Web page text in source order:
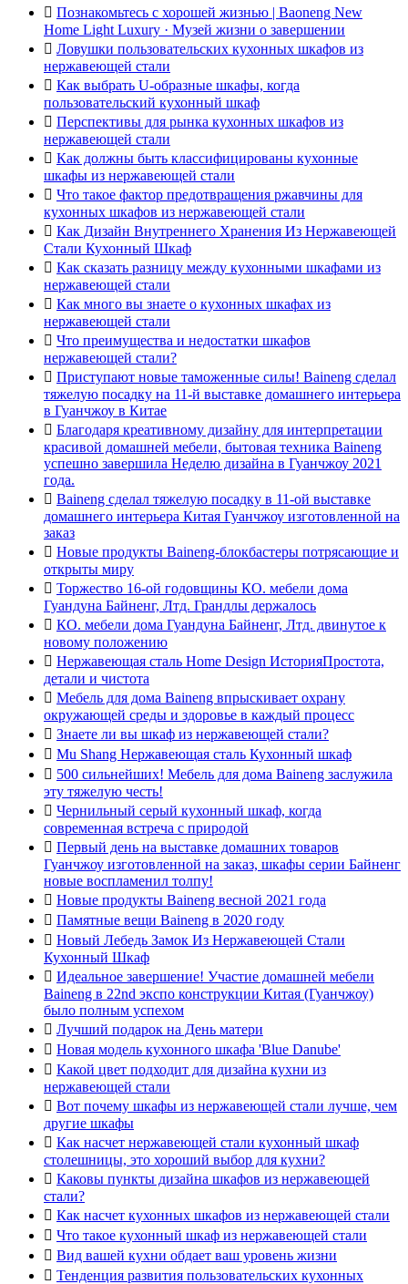
 Познакомьтесь с хорошей жизнью | Baoneng New
Home Light Luxury · Музей жизни о завершении
 Ловушки пользовательских кухонных шкафов из
нержавеющей стали
 Как выбрать U-образные шкафы, когда
пользовательский кухонный шкаф
 Перспективы для рынка кухонных шкафов из
нержавеющей стали
 Как должны быть классифицированы кухонные
шкафы из нержавеющей стали
 Что такое фактор предотвращения ржавчины для
кухонных шкафов из нержавеющей стали
 Как Дизайн Внутреннего Хранения Из Нержавеющей
Стали Кухонный Шкаф
 Как сказать разницу между кухонными шкафами из
нержавеющей стали
 Как много вы знаете о кухонных шкафах из
нержавеющей стали
 Что преимущества и недостатки шкафов
нержавеющей стали?
 Приступают новые таможенные силы! Baineng сделал
тяжелую посадку на 11-й выставке домашнего интерьера
в Гуанчжоу в Китае
 Благодаря креативному дизайну для интерпретации
красивой домашней мебели, бытовая техника Baineng
успешно завершила Неделю дизайна в Гуанчжоу 2021
года.
 Baineng сделал тяжелую посадку в 11-ой выставке
домашнего интерьера Китая Гуанчжоу изготовленной на
заказ
 Новые продукты Baineng-блокбастеры потрясающие и
открыты миру
 Торжество 16-ой годовщины КО. мебели дома
Гуандуна Байненг, Лтд. Грандлы держалось
 КО. мебели дома Гуандуна Байненг, Лтд. двинутое к
новому положению
 Нержавеющая сталь Home Design ИсторияПростота,
детали и чистота
 Мебель для дома Baineng впрыскивает охрану
окружающей среды и здоровье в каждый процесс
 Знаете ли вы шкаф из нержавеющей стали?
 Mu Shang Нержавеющая сталь Кухонный шкаф
 500 сильнейших! Мебель для дома Baineng заслужила
эту тяжелую честь!
 Чернильный серый кухонный шкаф, когда
современная встреча с природой
 Первый день на выставке домашних товаров
Гуанчжоу изготовленной на заказ, шкафы серии Байненг
новые воспламенил толпу!
 Новые продукты Baineng весной 2021 года
 Памятные вещи Baineng в 2020 году
 Новый Лебедь Замок Из Нержавеющей Стали
Кухонный Шкаф
 Идеальное завершение! Участие домашней мебели
Baineng в 22nd экспо конструкции Китая (Гуанчжоу)
было полным успехом
 Лучший подарок на День матери
 Новая модель кухонного шкафа 'Blue Danube'
 Какой цвет подходит для дизайна кухни из
нержавеющей стали
 Вот почему шкафы из нержавеющей стали лучше, чем
другие шкафы
 Как насчет нержавеющей стали кухонный шкаф
столешницы, это хороший выбор для кухни?
 Каковы пункты дизайна шкафов из нержавеющей
стали?
 Как насчет кухонных шкафов из нержавеющей стали
 Что такое кухонный шкаф из нержавеющей стали
 Вид вашей кухни обдает ваш уровень жизни
 Тенденция развития пользовательских кухонных